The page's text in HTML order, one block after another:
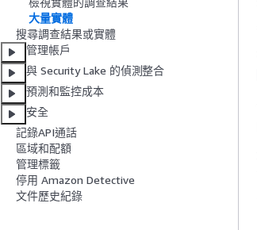
大量實體
搜尋調查結果或實體
管理帳戶
與 Security Lake 的偵測整合
預測和監控成本
安全
記錄API通話
區域和配額
管理標籤
停用 Amazon Detective
文件歷史紀錄